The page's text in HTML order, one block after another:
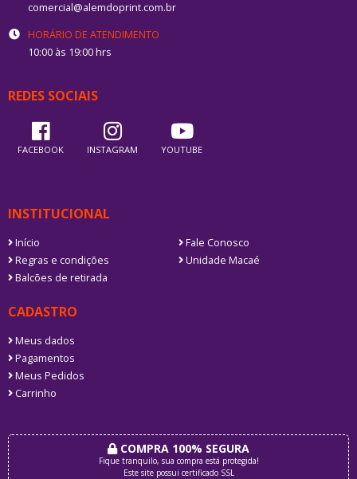
comercial@alemdoprint.com.br
HORÁRIO DE ATENDIMENTO
10:00 às 19:00 hrs
REDES SOCIAIS
FACEBOOK INSTAGRAM YOUTUBE
INSTITUCIONAL
Início
Fale Conosco
Regras e condições
Unidade Macaé
Balcões de retirada
CADASTRO
Meus dados
Pagamentos
Meus Pedidos
Carrinho
COMPRA 100% SEGURA
Fique tranquilo, sua compra está protegida!
Este site possui certificado SSL